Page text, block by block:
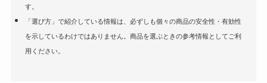
す。
「選び方」で紹介している情報は、必ずしも個々の商品の安全性・有効性
を示しているわけではありません。商品を選ぶときの参考情報としてご利
用ください。